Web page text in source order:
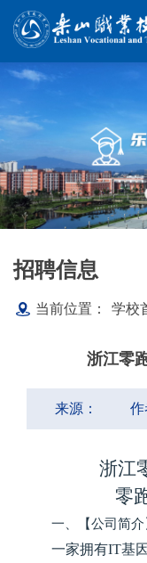
招聘信息
当前位置： 学校
浙江零
来源： 作
浙江
零
一、【公司简介
一家拥有IT基